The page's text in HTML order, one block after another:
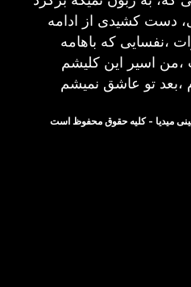
دست کشیدی از ادامه
،نفسایی که باهامه
،من اسیر این کلیشم
،بعد تو عاشق نمیشم